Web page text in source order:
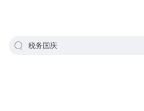
税务国庆